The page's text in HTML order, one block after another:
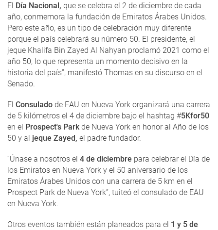
El Día Nacional, que se celebra el 2 de diciembre de cada
año, conmemora la fundación de Emiratos Árabes Unidos.
Pero este año, es un tipo de celebración muy diferente
porque el país celebrará su número 50. El presidente, el
jeque Khalifa Bin Zayed Al Nahyan proclamó 2021 como el
año 50, lo que representa un momento decisivo en la
historia del país”, manifestó Thomas en su discurso en el
Senado.
El Consulado de EAU en Nueva York organizará una carrera
de 5 kilómetros el 4 de diciembre bajo el hashtag #5Kfor50
en el Prospect's Park de Nueva York en honor al Año de los
50 y al jeque Zayed, el padre fundador.
“Únase a nosotros el 4 de diciembre para celebrar el Día de
los Emiratos en Nueva York y el 50 aniversario de los
Emiratos Árabes Unidos con una carrera de 5 km en el
Prospect Park de Nueva York”, tuiteó el consulado de EAU
en Nueva York.
Otros eventos también están planeados para el 1 y 5 de